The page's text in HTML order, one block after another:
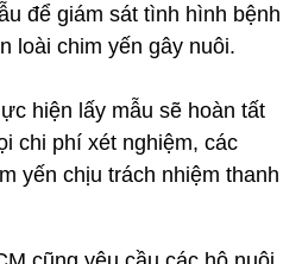
để giám sát tình hình bệnh
loài chim yến gây nuôi.
hiện lấy mẫu sẽ hoàn tất
chi phí xét nghiệm, các
yến chịu trách nhiệm thanh